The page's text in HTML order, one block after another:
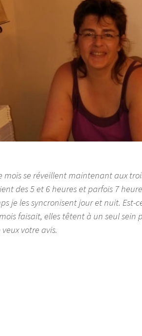
mois se réveillent maintenant aux
des 5 et 6 heures et parfois 7
je les syncronisent jour et nuit. Est-
faisait, elles têtent à un seul sein
votre avis.